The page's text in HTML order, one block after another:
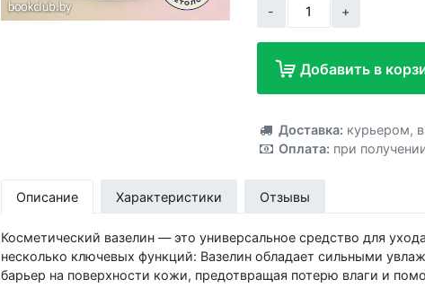
- +
Добавить в
Добавлено!
Доставка: курьером,
Оплата: при
Описание Характеристики Отзывы
Косметический вазелин — это универсальное средство для
несколько ключевых функций: Вазелин обладает сильными увлажняющими свойствами. Он создаёт
барьер на поверхности кожи, предотвращая потерю влаги и